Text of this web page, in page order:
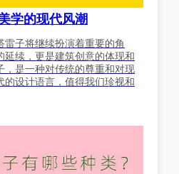
学的现代风潮
雷子将继续扮演着重要的角
延续，更是建筑创意的体现和
，是一种对传统的尊重和对现
的设计语言，值得我们珍视和